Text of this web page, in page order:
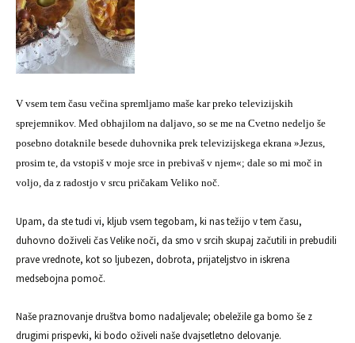
V vsem tem času večina spremljamo maše kar preko televizijskih
sprejemnikov. Med obhajilom na daljavo, so se me na Cvetno nedeljo še
posebno dotaknile besede duhovnika prek televizijskega ekrana »Jezus,
prosim te, da vstopiš v moje srce in prebivaš v njem«; dale so mi moč in
voljo, da z radostjo v srcu pričakam Veliko noč.
Upam, da ste tudi vi, kljub vsem tegobam, ki nas težijo v tem času,
duhovno doživeli čas Velike noči, da smo v srcih skupaj začutili in prebudili
prave vrednote, kot so ljubezen, dobrota, prijateljstvo in iskrena
medsebojna pomoč.
Naše praznovanje društva bomo nadaljevale; obeležile ga bomo še z
drugimi prispevki, ki bodo oživeli naše dvajsetletno delovanje.